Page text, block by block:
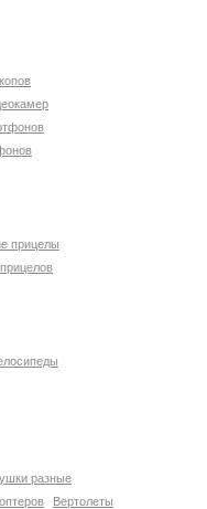
прицелы
разные
Вертолеты